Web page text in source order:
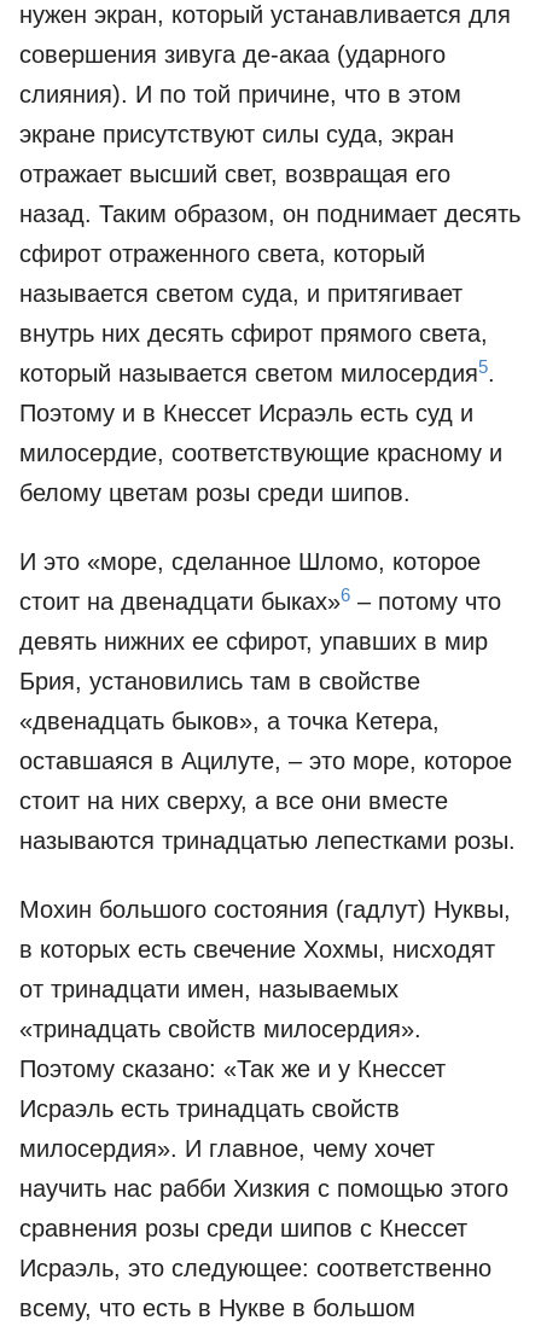
нужен экран, который устанавливается для
совершения зивуга де-акаа (ударного
слияния). И по той причине, что в этом
экране присутствуют силы суда, экран
отражает высший свет, возвращая его
назад. Таким образом, он поднимает десять
сфирот отраженного света, который
называется светом суда, и притягивает
внутрь них десять сфирот прямого света,
который называется светом милосердия5.
Поэтому и в Кнессет Исраэль есть суд и
милосердие, соответствующие красному и
белому цветам розы среди шипов.
И это «море, сделанное Шломо, которое
стоит на двенадцати быках»6 – потому что
девять нижних ее сфирот, упавших в мир
Брия, установились там в свойстве
«двенадцать быков», а точка Кетера,
оставшаяся в Ацилуте, – это море, которое
стоит на них сверху, а все они вместе
называются тринадцатью лепестками розы.
Мохин большого состояния (гадлут) Нуквы,
в которых есть свечение Хохмы, нисходят
от тринадцати имен, называемых
«тринадцать свойств милосердия».
Поэтому сказано: «Так же и у Кнессет
Исраэль есть тринадцать свойств
милосердия». И главное, чему хочет
научить нас рабби Хизкия с помощью этого
сравнения розы среди шипов с Кнессет
Исраэль, это следующее: соответственно
всему, что есть в Нукве в большом